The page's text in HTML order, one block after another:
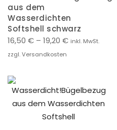
aus dem
Wasserdichten
Softshell schwarz
16,50 € – 19,20 € inkl. MwSt.
zzgl. Versandkosten